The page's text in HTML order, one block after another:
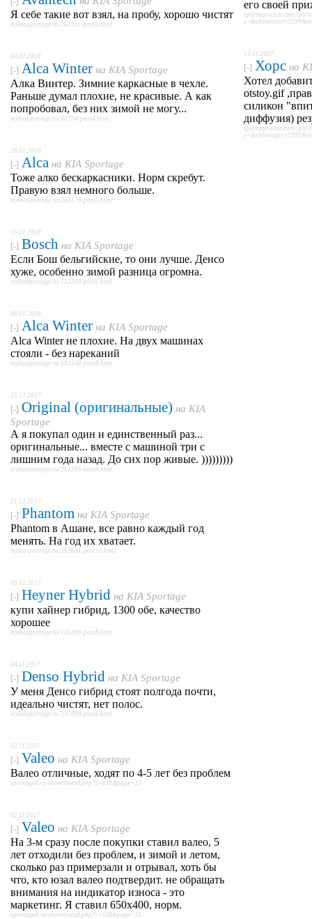
Я себе такие вот взял, на пробу, хорошо чистят
mykiasportage.ru/261211-post4.html
04.02.2018
[-] Alca Winter на KIA Sportage
Алка Винтер. Зимние каркасные в чехле.
Раньше думал плохие, не красивые. А как
попробовал, без них зимой не могу...
mykiasportage.ru/40794-post4.html
26.01.2018
[-] Alca на KIA Sportage
Тоже алко бескаркасники. Норм скребут.
Правую взял немного больше.
mykiasportage.ru/200179-post5.html
15.01.2018
[-] Bosch на KIA Sportage
Если Бош бельгийские, то они лучше. Денсо
хуже, особенно зимой разница огромна.
mykiasportage.ru/132359-post5.html
06.01.2018
[-] Alca Winter на KIA Sportage
Alca Winter не плохие. На двух машинах
стояли - без нареканий
mykiasportage.ru/181548-post8.html
25.12.2017
[-] Original (оригинальные) на KIA
Sportage
А я покупал один и единственный раз...
оригинальные... вместе с машиной три с
лишним года назад. До сих пор живые. )))))))))
mykiasportage.ru/261585-post8.html
21.12.2017
[-] Phantom на KIA Sportage
Phantom в Ашане, все равно каждый год
менять. На год их хватает.
mykiasportage.ru/252631-post10.html
05.12.2017
[-] Heyner Hybrid на KIA Sportage
купи хайнер гибрид, 1300 обе, качество
хорошее
mykiasportage.ru/135490-post8.html
30.11.2017
[-] Denso Hybrid на KIA Sportage
У меня Денсо гибрид стоят полгода почти,
идеально чистят, нет полос.
mykiasportage.ru/237899-post5.html
02.11.2017
[-] Valeo на KIA Sportage
Валео отличные, ходят по 4-5 лет без проблем
sportage4.ru/showthread.php?t=438&page=15
02.11.2017
[-] Valeo на KIA Sportage
На 3-м сразу после покупки ставил валео, 5
лет отходили без проблем, и зимой и летом,
сколько раз примерзали и отрывал, хоть бы
что, кто юзал валео подтвердит. не обращать
внимания на индикатор износа - это
маркетинг. Я ставил 650х400, норм.
sportage4.ru/showthread.php?t=438&page=15
его своей
sportage-club.com/ipb/
14.11.2007
[-] Хорс на
Хотел
otstoy.gif
силикон
диффузия)
sportage-club.com/ipb/